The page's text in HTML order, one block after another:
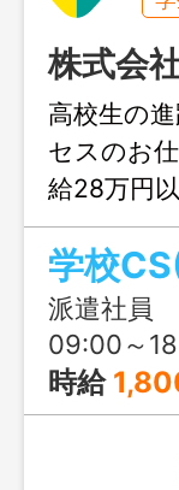
株式会
高校生の
セスのお
給28万円
◎お問合せ
軽にご連
学校
派遣社員
09:00～
時給